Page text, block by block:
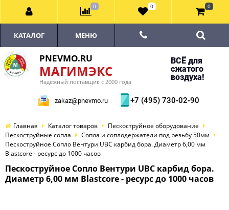
PNEVMO.RU
МАГИМЭКС
Надёжный поставщик с 2000 года
ВСЁ для
сжатого
воздуха!
zakaz@pnevmo.ru +7 (495) 730-02-90
КАТАЛОГ МЕНЮ
Главная Каталог товаров
Пескоструйное оборудование
Пескоструйные сопла
Сопла и соплодержатели под резьбу 50мм
Пескоструйное Сопло Вентури UBC карбид бора. Диаметр 6,00 мм
Blastcore - ресурс до 1000 часов
Пескоструйное Сопло Вентури UBC карбид бора.
Диаметр 6,00 мм Blastcore - ресурс до 1000 часов
0 0 0